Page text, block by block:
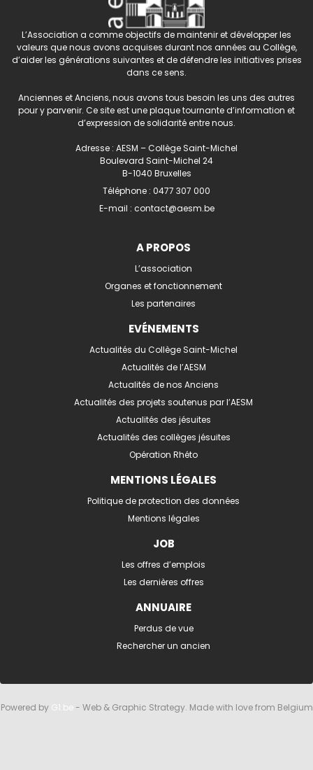
L’Association a comme objectifs de maintenir et développer les
valeurs que nous avons acquises durant nos années au Collège,
d’aider les générations suivantes et de défendre les initiatives prises
dans ce sens.
Anciennes et Anciens, nous avons tous besoin les uns des autres
pour y parvenir. Ce site est une plaque tournante d’information et
d’expression de solidarité entre nous.
Adresse : AESM – Collège Saint-Michel
Boulevard Saint-Michel 24
B-1040 Bruxelles
Téléphone : 0477 307 000
E-mail : contact@aesm.be
A PROPOS
L’association
Organes et fonctionnement
Les partenaires
EVÉNEMENTS
Actualités du Collège Saint-Michel
Actualités de l’AESM
Actualités de nos Anciens
Actualités des projets soutenus par l’AESM
Actualités des jésuites
Actualités des collèges jésuites
Opération Rhéto
MENTIONS LÉGALES
Politique de protection des données
Mentions légales
JOB
Les offres d’emplois
Les dernières offres
ANNUAIRE
Perdus de vue
Rechercher un ancien
Powered by G1.be- Web & Graphic Strategy. Made with love from Belgium